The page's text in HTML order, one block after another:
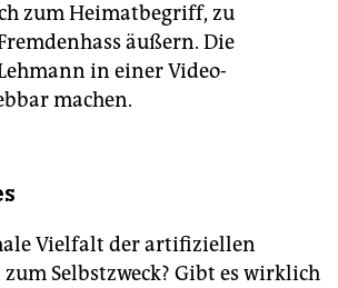
zum Heimatbegriff, zu
äußern. Die
in einer Video-
machen.
Vielfalt der artifiziellen
Selbstzweck? Gibt es wirklich